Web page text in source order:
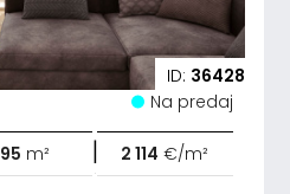
ID: 36428
Na predaj
95 m² | 2 114 €/m²